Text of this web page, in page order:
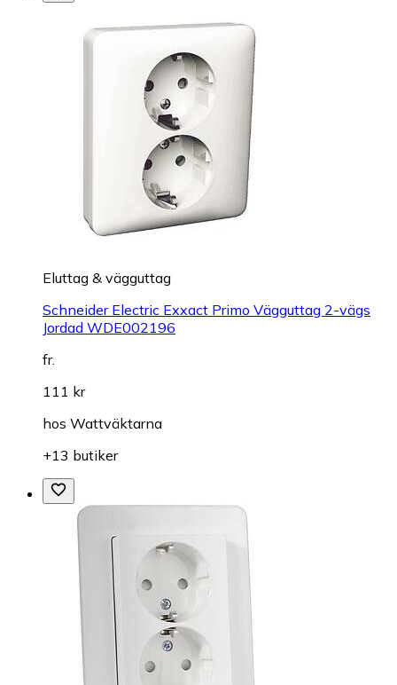
Eluttag & vägguttag
Schneider Electric Exxact Primo Vägguttag 2-vägs
Jordad WDE002196
fr.
111 kr
hos Wattväktarna
+13 butiker